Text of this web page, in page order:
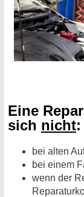
Eine
sich nicht:
bei alten
bei einem
wenn der